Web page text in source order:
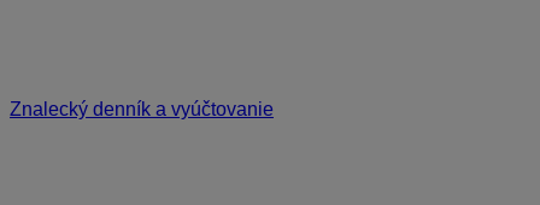
Znalecký denník a vyúčtovanie